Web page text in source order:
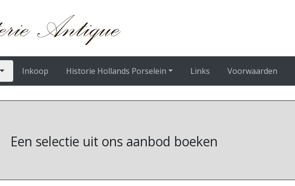
Inkoop Historie Hollands Porselein Links Voorwaarden
Een selectie uit ons aanbod boeken